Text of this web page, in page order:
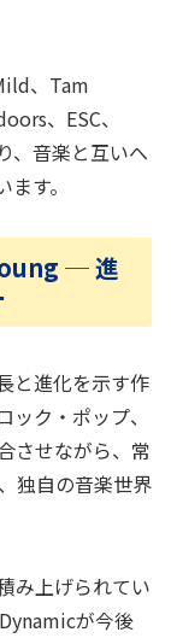
、Tam
、ESC、
、音楽と互いへ
す。
─ 進
と進化を示す作
ク・ポップ、
させながら、常
独自の音楽世界
み上げられてい
が今後